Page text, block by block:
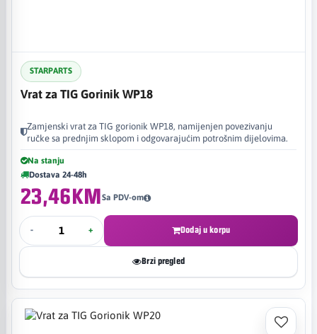
STARPARTS
Vrat za TIG Gorinik WP18
Zamjenski vrat za TIG gorionik WP18, namijenjen povezivanju
ručke sa prednjim sklopom i odgovarajućim potrošnim dijelovima.
Na stanju
Dostava 24-48h
23,46KMSa PDV-om
- + Dodaj u korpu
Brzi pregled